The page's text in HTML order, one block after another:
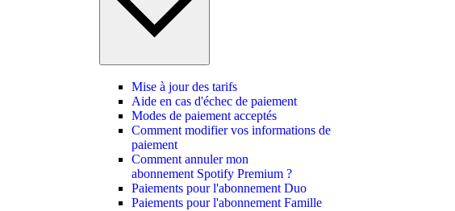
Mise à jour des tarifs
Aide en cas d'échec de paiement
Modes de paiement acceptés
Comment modifier vos informations de
paiement
Comment annuler mon
abonnement Spotify Premium ?
Paiements pour l'abonnement Duo
Paiements pour l'abonnement Famille